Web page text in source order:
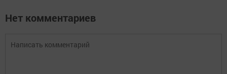
Нет комментариев